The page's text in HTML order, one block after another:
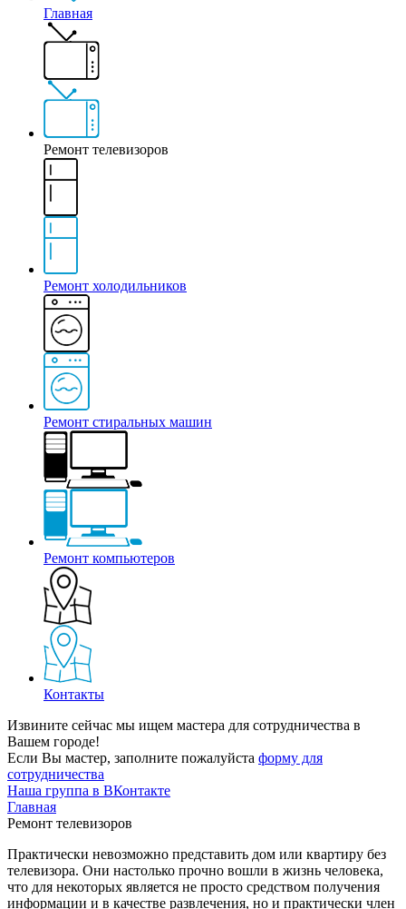
Главная
Ремонт телевизоров
Ремонт холодильников
Ремонт стиральных машин
Ремонт компьютеров
Контакты
Извините сейчас мы ищем мастера для сотрудничества в
Вашем городе!
Если Вы мастер, заполните пожалуйста форму для
сотрудничества
Наша группа в ВКонтакте
Главная
Ремонт телевизоров
Практически невозможно представить дом или квартиру без
телевизора. Они настолько прочно вошли в жизнь человека,
что для некоторых является не просто средством получения
информации и в качестве развлечения, но и практически член